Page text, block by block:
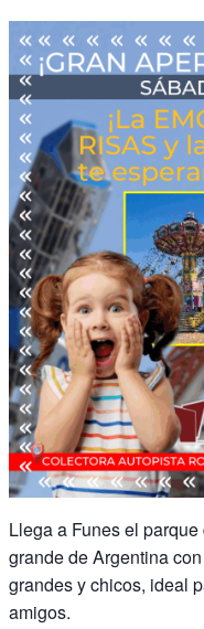
Llega a Funes el
grande de Argentina
grandes y chicos, ideal
amigos.